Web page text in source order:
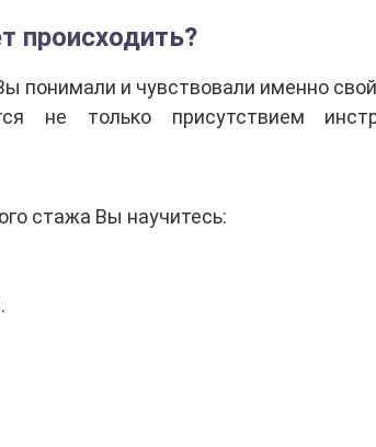
происходить?
понимали и чувствовали именно
не только присутствием
стажа Вы научитесь: